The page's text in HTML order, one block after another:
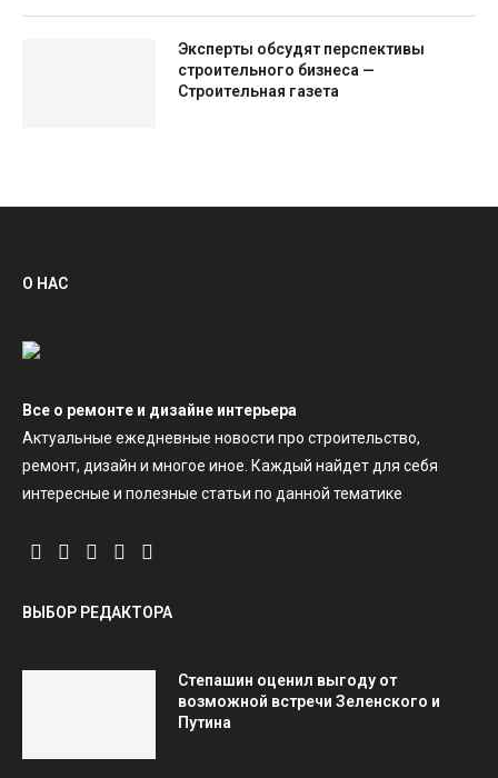
Эксперты обсудят перспективы
строительного бизнеса —
Строительная газета
О НАС
Все о ремонте и дизайне интерьера
Актуальные ежедневные новости про строительство,
ремонт, дизайн и многое иное. Каждый найдет для себя
интересные и полезные статьи по данной тематике
ВЫБОР РЕДАКТОРА
Степашин оценил выгоду от
возможной встречи Зеленского и
Путина